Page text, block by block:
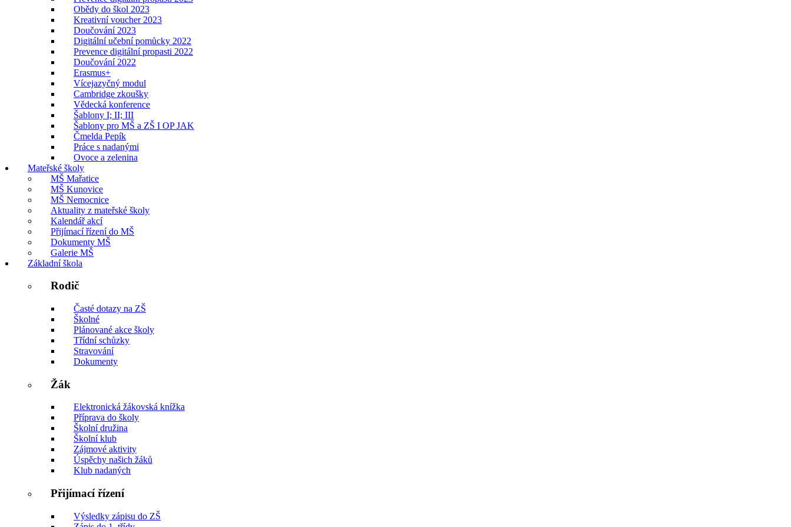
Obědy do škol 2023
Kreativní voucher 2023
Doučování 2023
Digitální učební pomůcky 2022
Prevence digitální propasti 2022
Doučování 2022
Erasmus+
Vícejazyčný modul
Cambridge zkoušky
Vědecká konference
Šablony I; II; III
Šablony pro MŠ a ZŠ I OP JAK
Čmelda Pepík
Práce s nadanými
Ovoce a zelenina
Mateřské školy
MŠ Mařatice
MŠ Kunovice
MŠ Nemocnice
Aktuality z mateřské školy
Kalendář akcí
Přijímací řízení do MŠ
Dokumenty MŠ
Galerie MŠ
Základní škola
Rodič
Časté dotazy na ZŠ
Školné
Plánované akce školy
Třídní schůzky
Stravování
Dokumenty
Žák
Elektronická žákovská knížka
Příprava do školy
Školní družina
Školní klub
Zájmové aktivity
Úspěchy našich žáků
Klub nadaných
Přijímací řízení
Výsledky zápisu do ZŠ